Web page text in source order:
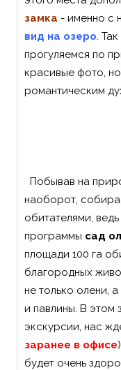
замка - именно с
вид на озеро.
прогуляемся по
красивые фото,
романтическим
Побывав на
наоборот,
обитателями,
программы сад
площади 100 га
благородных
не только олени,
и павлины. В этом
экскурсии, нас
заранее в офисе
будет очень